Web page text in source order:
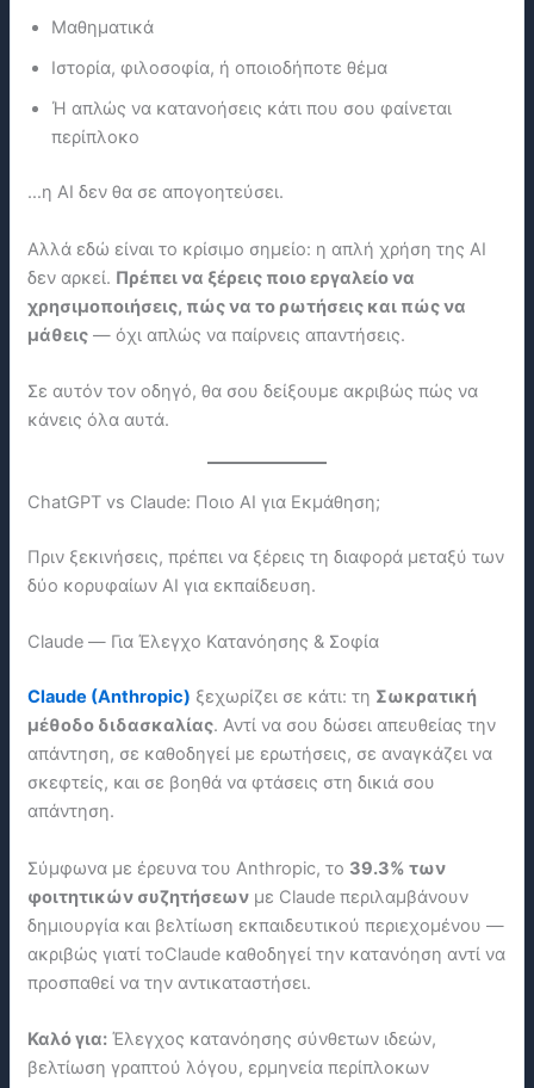
Μαθηματικά
Ιστορία, φιλοσοφία, ή οποιοδήποτε θέμα
Ή απλώς να κατανοήσεις κάτι που σου φαίνεται
περίπλοκο
…η ΑΙ δεν θα σε απογοητεύσει.
Αλλά εδώ είναι το κρίσιμο σημείο: η απλή χρήση της ΑΙ
δεν αρκεί. Πρέπει να ξέρεις ποιο εργαλείο να
χρησιμοποιήσεις, πώς να το ρωτήσεις και πώς να
μάθεις — όχι απλώς να παίρνεις απαντήσεις.
Σε αυτόν τον οδηγό, θα σου δείξουμε ακριβώς πώς να
κάνεις όλα αυτά.
ChatGPT vs Claude: Ποιο ΑΙ για Εκμάθηση;
Πριν ξεκινήσεις, πρέπει να ξέρεις τη διαφορά μεταξύ των
δύο κορυφαίων AI για εκπαίδευση.
Claude — Για Έλεγχο Κατανόησης & Σοφία
Claude (Anthropic) ξεχωρίζει σε κάτι: τη Σωκρατική
μέθοδο διδασκαλίας. Αντί να σου δώσει απευθείας την
απάντηση, σε καθοδηγεί με ερωτήσεις, σε αναγκάζει να
σκεφτείς, και σε βοηθά να φτάσεις στη δικιά σου
απάντηση.
Σύμφωνα με έρευνα του Anthropic, το 39.3% των
φοιτητικών συζητήσεων με Claude περιλαμβάνουν
δημιουργία και βελτίωση εκπαιδευτικού περιεχομένου —
ακριβώς γιατί τοClaude καθοδηγεί την κατανόηση αντί να
προσπαθεί να την αντικαταστήσει.
Καλό για: Έλεγχος κατανόησης σύνθετων ιδεών,
βελτίωση γραπτού λόγου, ερμηνεία περίπλοκων